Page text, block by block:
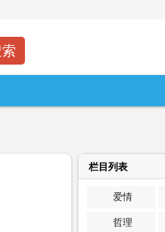
栏目列表
爱情
哲理